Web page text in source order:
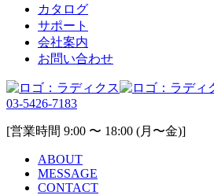
カタログ
サポート
会社案内
お問い合わせ
03-5426-7183
[営業時間 9:00 〜 18:00 (月〜金)]
ABOUT
MESSAGE
CONTACT